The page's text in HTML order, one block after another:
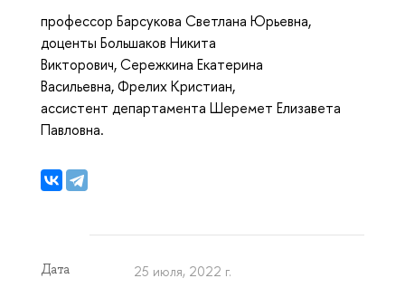
профессор Барсукова Светлана Юрьевна,
доценты Большаков Никита
Викторович, Сережкина Екатерина
Васильевна, Фрелих Кристиан,
ассистент департамента Шеремет Елизавета
Павловна.
Дата 25 июля, 2022 г.